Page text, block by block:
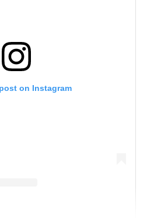
on Instagram